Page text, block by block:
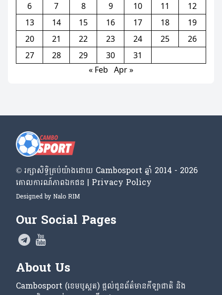
6
7 8 9 10 11
12
13
14 15 16 17 18
19
20
21 22 23 24 25
26
27
28 29 30
31
« Feb Apr »
© រក្សា​សិទ្ធិ​គ្រប់​យ៉ាង​ដោយ​ Cambosport ឆ្នាំ 2014 - 2026
គោលការណ៍​ភាព​ឯកជន | Privacy Policy
Designed by Nalo RIM
Our Social Pages
About Us
Cambosport (ខេមបូស្ពត) ផ្តល់ជូនព័ត៌មានកីឡាជាតិ និង